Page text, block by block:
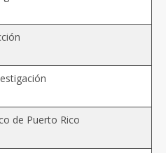
de Puerto Rico